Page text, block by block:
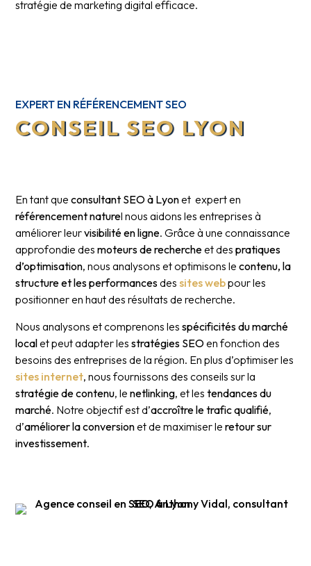
stratégie de marketing digital efficace.
EXPERT EN RÉFÉRENCEMENT SEO
CONSEIL SEO LYON
En tant queconsultant SEO à Lyonet expert en
référencement naturel nous aidons les entreprises à
améliorer leurvisibilité en ligne. Grâce à une connaissance
approfondie desmoteurs de rechercheet despratiques
d’optimisation, nous analysons et optimisons lecontenu, la
structure et les performancesdessites webpour les
positionner en haut des résultats de recherche.
Nous analysons et comprenons lesspécificités du marché
localet peut adapter lesstratégies SEOen fonction des
besoins des entreprises de la région. En plus d’optimiser les
sites internet, nous fournissons des conseils sur la
stratégie de contenu, lenetlinking, et lestendances du
marché. Notre objectif est d’accroître le trafic qualifié,
d’améliorer la conversionet de maximiser leretour sur
investissement.